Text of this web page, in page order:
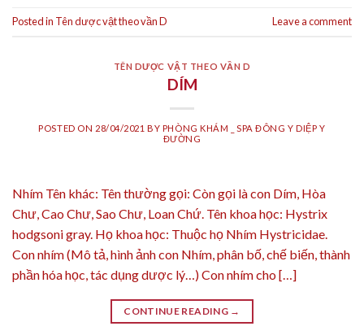
Posted in Tên dược vật theo vần D Leave a comment
TÊN DƯỢC VẬT THEO VẦN D
DÍM
POSTED ON 28/04/2021 BY PHÒNG KHÁM _ SPA ĐÔNG Y DIỆP Y
ĐƯỜNG
Nhím Tên khác: Tên thường gọi: Còn gọi là con Dím, Hòa
Chư, Cao Chư, Sao Chư, Loan Chứ. Tên khoa học: Hystrix
hodgsoni gray. Họ khoa học: Thuộc họ Nhím Hystricidae.
Con nhím (Mô tả, hình ảnh con Nhím, phân bố, chế biến, thành
phần hóa học, tác dụng dược lý…) Con nhím cho […]
CONTINUE READING →